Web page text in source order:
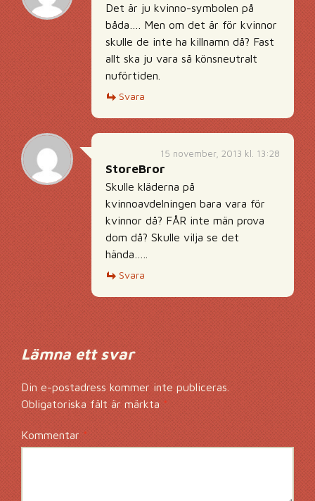
Det är ju kvinno-symbolen på
båda…. Men om det är för kvinnor
skulle de inte ha killnamn då? Fast
allt ska ju vara så könsneutralt
nuförtiden.
Svara
15 november, 2013 kl. 13:28
StoreBror
Skulle kläderna på
kvinnoavdelningen bara vara för
kvinnor då? FÅR inte män prova
dom då? Skulle vilja se det
hända…..
Svara
Lämna ett svar
Din e-postadress kommer inte publiceras.
Obligatoriska fält är märkta *
Kommentar*